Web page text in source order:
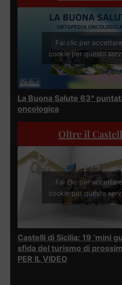
Fai clic per
cookie per questo
La Buona Salute 63°
oncologica
Oltre il
Fai clic per
cookie per questo
Castelli di Sicilia: 19 ‘mini
sfida del turismo di
PER IL VIDEO